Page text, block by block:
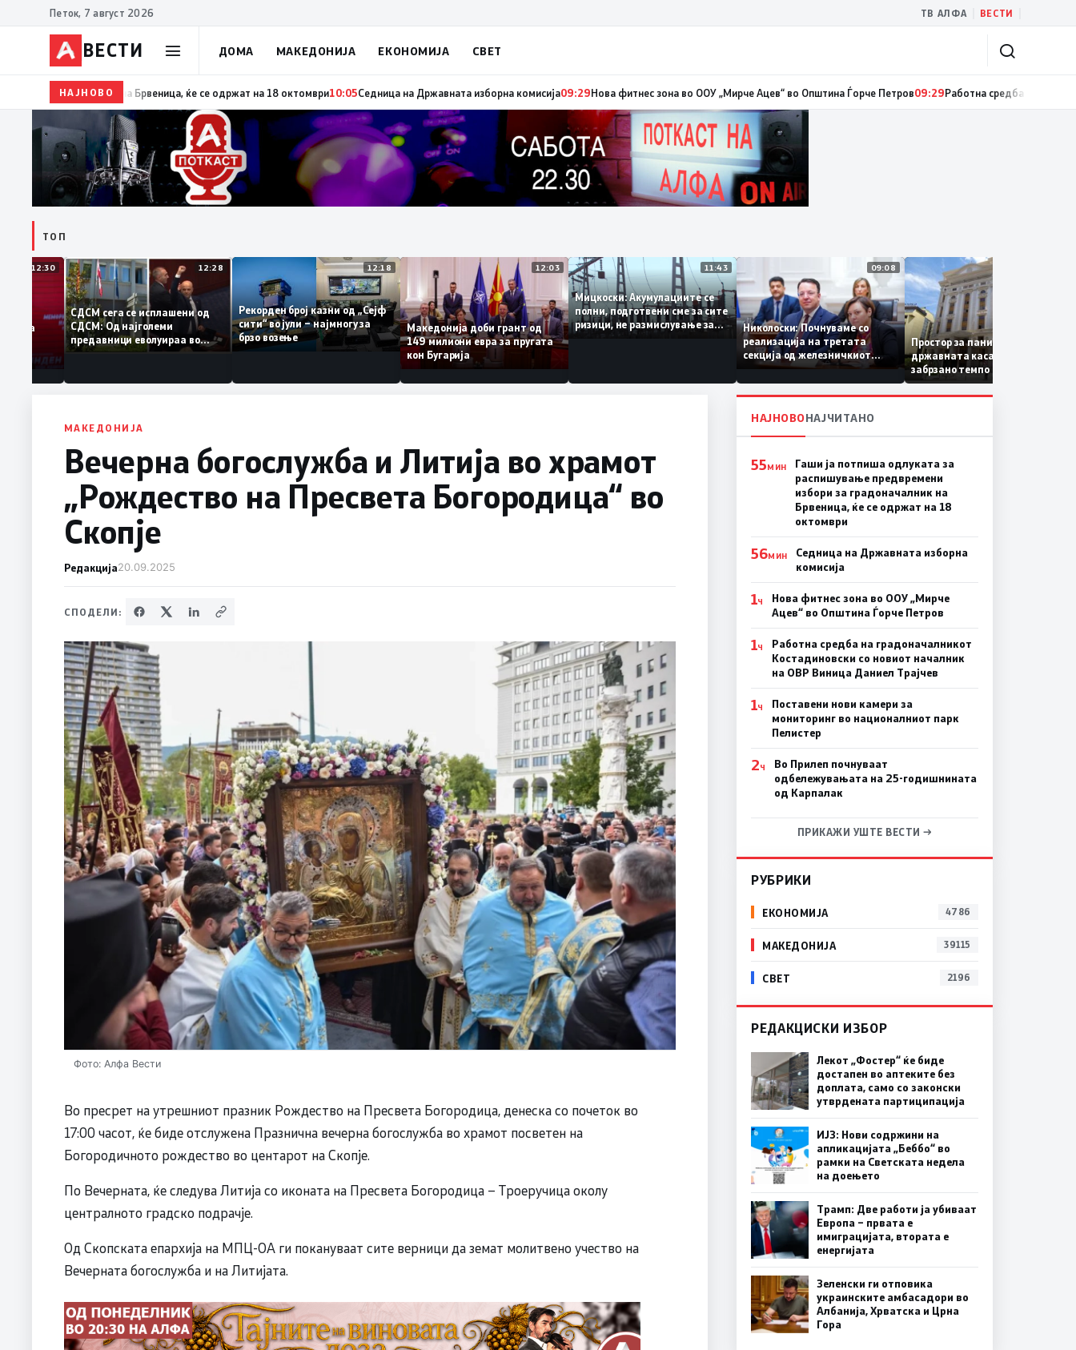
Петок, 7 август 2026 ТВ АЛФА ВЕСТИ
ВЕСТИ ДОМА МАКЕДОНИЈА ЕКОНОМИЈА СВЕТ
НАЈНОВО10:06 Гаши ја потпиша одлуката за распишување предвремени избори за градоначалник на Брвеница, ќе се одржат на 18 октомври10:05Седница на Државната изборна комисија09:29Нова фитнес
ТОП
12:30
на
12:28
СДСМ сега се исплашени од
СДСМ: Од најголеми
предавници еволуираа во
најголеми патриоти
12:18
Рекорден број казни од „Сејф
сити“ во јули – најмногу за
брзо возење
12:03
Македонија доби грант од
149 милиони евра за пругата
кон Бугарија
11:43
Мицкоски: Акумулациите се
полни, подготвени сме за сите
ризици, не размислување за
поскапување на струјата
09:08
Николоски: Почнуваме со
реализација на третата
секција од железничкиот
Коридор 8, Македонија
станува раскрсница на
Балканот
Простор за паника нема –
државната каса се полни со
забрзано темпо
МАКЕДОНИЈА
Вечерна богослужба и Литија во храмот
„Рождество на Пресвета Богородица“ во
Скопје
Редакција20.09.2025
СПОДЕЛИ:
Фото: Алфа Вести
Во пресрет на утрешниот празник Рождество на Пресвета Богородица, денеска со почеток во
17:00 часот, ќе биде отслужена Празнична вечерна богослужба во храмот посветен на
Богородичното рождество во центарот на Скопје.
По Вечерната, ќе следува Литија со иконата на Пресвета Богородица – Троеручица околу
централното градско подрачје.
Од Скопската епархија на МПЦ-ОА ги покануваат сите верници да земат молитвено учество на
Вечерната богослужба и на Литијата.
НАЈНОВОНАЈЧИТАНО
55МИН
Гаши ја потпиша одлуката за
распишување предвремени
избори за градоначалник на
Брвеница, ќе се одржат на 18
октомври
56МИН
Седница на Државната изборна
комисија
1Ч
Нова фитнес зона во ООУ „Мирче
Ацев“ во Општина Ѓорче Петров
1Ч
Работна средба на градоначалникот
Костадиновски со новиот началник
на ОВР Виница Даниел Трајчев
1Ч
Поставени нови камери за
мониторинг во националниот парк
Пелистер
2Ч
Во Прилеп почнуваат
одбележувањата на 25-годишнината
од Карпалак
ПРИКАЖИ УШТЕ ВЕСТИ →
РУБРИКИ
ЕКОНОМИЈА 4786
МАКЕДОНИЈА 39115
СВЕТ 2196
РЕДАКЦИСКИ ИЗБОР
Лекот „Фостер“ ќе биде
достапен во аптеките без
доплата, само со законски
утврдената партиципација
ИЈЗ: Нови содржини на
апликацијата „Беббо“ во
рамки на Светската недела
на доењето
Трамп: Две работи ја убиваат
Европа – првата е
имиграцијата, втората е
енергијата
Зеленски ги отповика
украинските амбасадори во
Албанија, Хрватска и Црна
Гора